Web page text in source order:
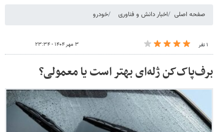
صفحه اصلی اخبار دانش و فناوری خودرو
۱ نفر ۳ مهر ۱۴۰۴ - ۲۳:۳۴
برف‌پاک‌کن ژله‌ای بهتر است یا معمولی؟